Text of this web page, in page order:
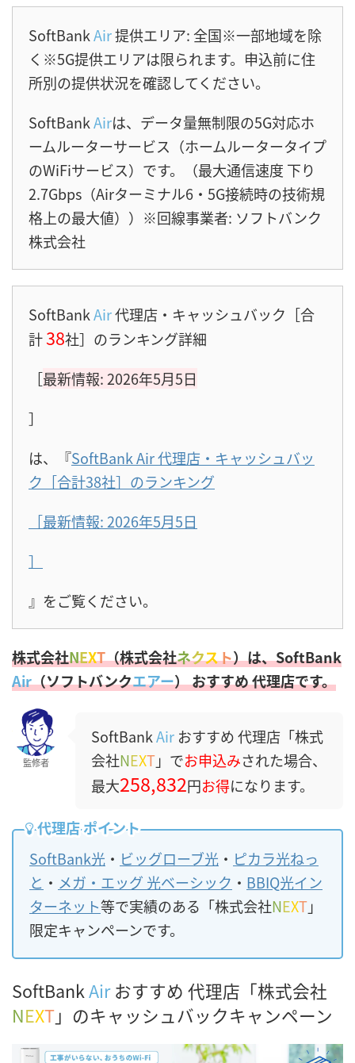
SoftBankAir提供エリア: 全国※一部地域を除
く※5G提供エリアは限られます。申込前に住
所別の提供状況を確認してください。
SoftBankAirは、データ量無制限の5G対応ホ
ームルーターサービス（ホームルータータイプ
のWiFiサービス）です。（最大通信速度 下り
2.7Gbps（Airターミナル6・5G接続時の技術規
格上の最大値））※回線事業者: ソフトバンク
株式会社
SoftBankAir代理店・キャッシュバック［合
計38社］のランキング詳細
［最新情報: 2026年5月5日
］
は、『SoftBank Air 代理店・キャッシュバッ
ク［合計38社］のランキング
［最新情報: 2026年5月5日
］
』をご覧ください。
株式会社NEXT（株式会社ネクスト）は、SoftBank
Air（ソフトバンクエアー） おすすめ 代理店です。
監修者
SoftBankAir おすすめ 代理店「株式
会社NEXT」でお申込みされた場合、
最大258,832円お得になります。
代理店 ポイント
SoftBank光 ・ ビッグローブ光 ・ ピカラ光ねっ
と ・ メガ・エッグ 光ベーシック ・ BBIQ光イン
ターネット等で実績のある「株式会社NEXT」
限定キャンペーンです。
SoftBankAirおすすめ 代理店「株式会社
NEXT」のキャッシュバックキャンペーン